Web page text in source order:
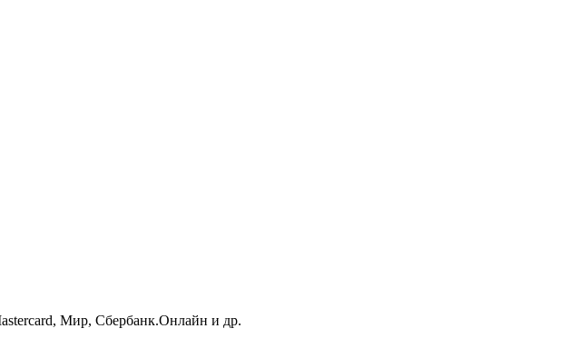
Мир, Сбербанк.Онлайн и др.